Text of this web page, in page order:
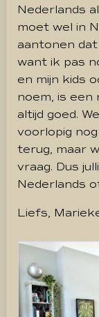
Nederlands
moet wel in
aantonen
want ik pas
en mijn kids
noem, is
altijd goed.
voorlopig
terug, maar
vraag. Dus
Nederlands
Liefs,